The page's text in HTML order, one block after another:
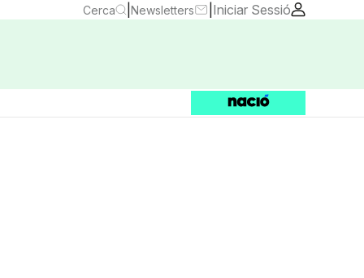
Cerca Newsletters Iniciar Sessió